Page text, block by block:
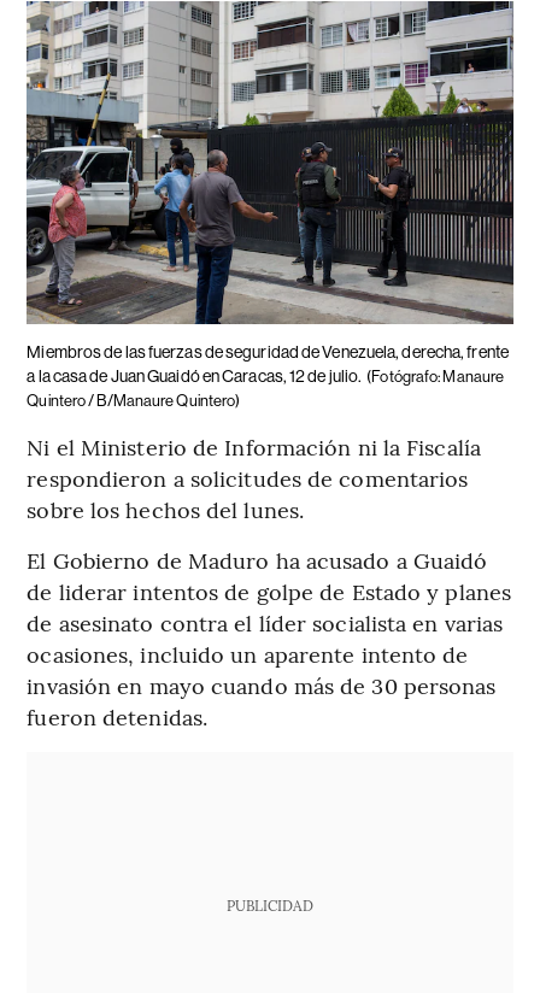
Miembros de las fuerzas de seguridad de Venezuela, derecha, frente
a la casa de Juan Guaidó en Caracas, 12 de julio. (Fotógrafo: Manaure
Quintero / B/Manaure Quintero)
Ni el Ministerio de Información ni la Fiscalía
respondieron a solicitudes de comentarios
sobre los hechos del lunes.
El Gobierno de Maduro ha acusado a Guaidó
de liderar intentos de golpe de Estado y planes
de asesinato contra el líder socialista en varias
ocasiones, incluido un aparente intento de
invasión en mayo cuando más de 30 personas
fueron detenidas.
PUBLICIDAD